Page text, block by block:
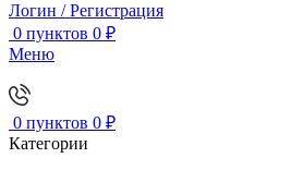
Логин / Регистрация
0 пунктов 0 ₽
Меню
0 пунктов 0 ₽
Категории